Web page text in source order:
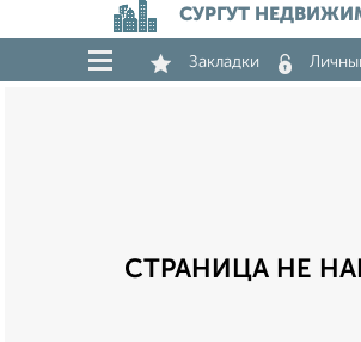
СУРГУТ
Закладки
СТРАНИЦА НЕ